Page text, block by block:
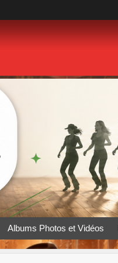
Albums Photos et Vidéos